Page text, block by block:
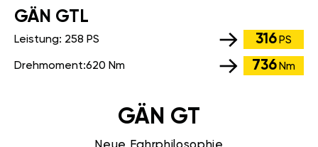
GÄN GTL
Leistung: 258 PS 316 PS
Drehmoment:620 Nm 736 Nm
GÄN GT